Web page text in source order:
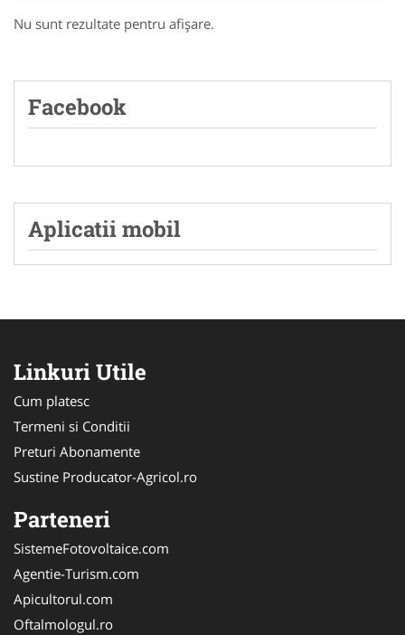
Nu sunt rezultate pentru afişare.
Facebook
Aplicatii mobil
Linkuri Utile
Cum platesc
Termeni si Conditii
Preturi Abonamente
Sustine Producator-Agricol.ro
Parteneri
SistemeFotovoltaice.com
Agentie-Turism.com
Apicultorul.com
Oftalmologul.ro